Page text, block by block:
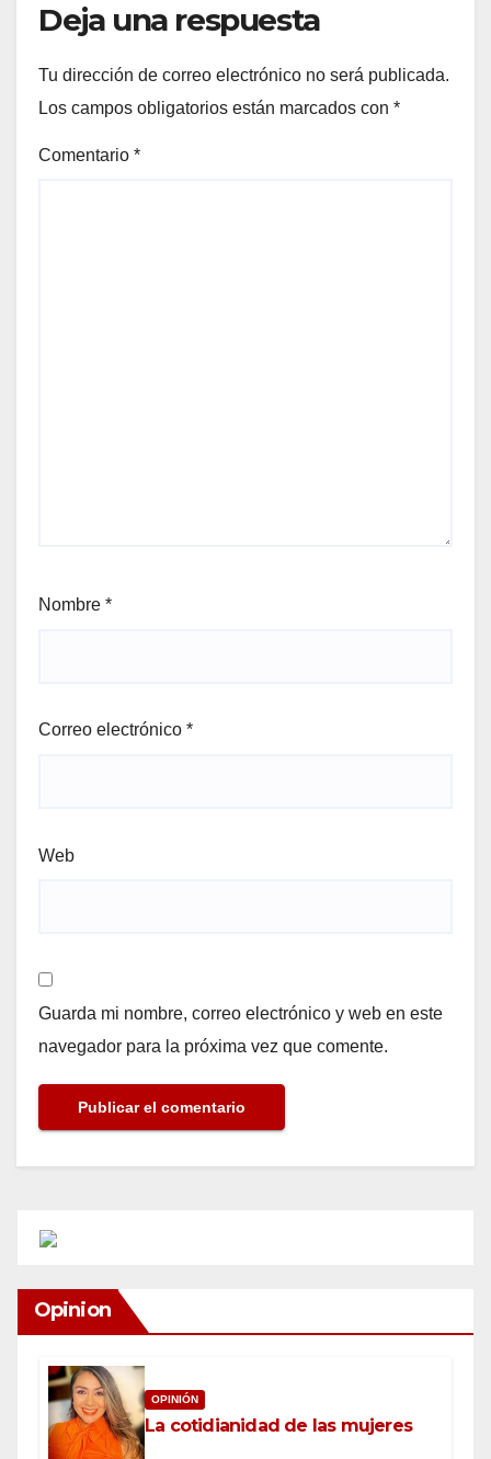
Deja una respuesta
Tu dirección de correo electrónico no será publicada.
Los campos obligatorios están marcados con *
Comentario *
Nombre *
Correo electrónico *
Web
Guarda mi nombre, correo electrónico y web en este
navegador para la próxima vez que comente.
Opinion
OPINIÓN
La cotidianidad de las mujeres